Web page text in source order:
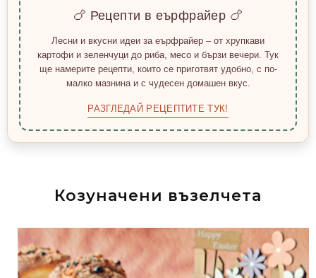
🍗 Рецепти в еърфрайер 🍗
Лесни и вкусни идеи за еърфрайер – от хрупкави
картофи и зеленчуци до риба, месо и бързи вечери. Тук
ще намерите рецепти, които се приготвят удобно, с по-
малко мазнина и с чудесен домашен вкус.
РАЗГЛЕДАЙ РЕЦЕПТИТЕ ТУК!
Козуначени възелчета